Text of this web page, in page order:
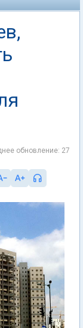
обновление: 27